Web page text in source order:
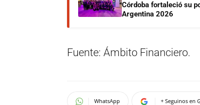
Córdoba fortaleció su
Argentina 2026
Fuente: Ámbito Financiero.
WhatsApp + Seguinos en